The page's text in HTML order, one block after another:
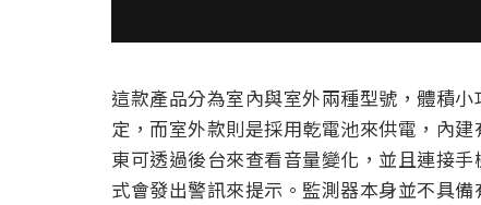
這款產品分為室內與室外兩種型號，體積
定，而室外款則是採用乾電池來供電，內
東可透過後台來查看音量變化，並且連接
式會發出警訊來提示。監測器本身並不具